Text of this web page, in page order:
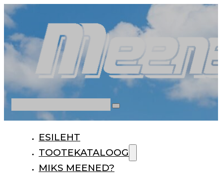
ESILEHT
TOOTEKATALOOG
MIKS MEENED?